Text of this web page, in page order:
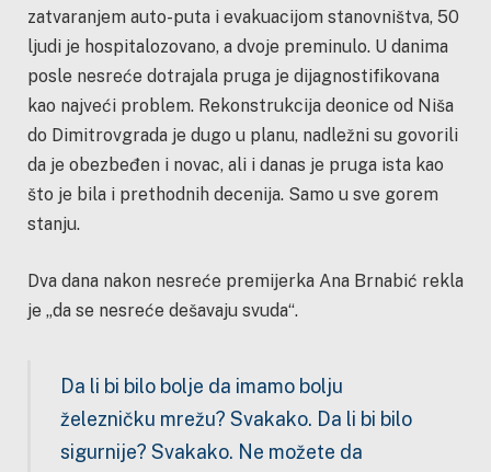
zatvaranjem auto-puta i evakuacijom stanovništva, 50
ljudi je hospitalozovano, a dvoje preminulo. U danima
posle nesreće dotrajala pruga je dijagnostifikovana
kao najveći problem. Rekonstrukcija deonice od Niša
do Dimitrovgrada je dugo u planu, nadležni su govorili
da je obezbeđen i novac, ali i danas je pruga ista kao
što je bila i prethodnih decenija. Samo u sve gorem
stanju.
Dva dana nakon nesreće premijerka Ana Brnabić rekla
je „da se nesreće dešavaju svuda“.
Da li bi bilo bolje da imamo bolju
železničku mrežu? Svakako. Da li bi bilo
sigurnije? Svakako. Ne možete da